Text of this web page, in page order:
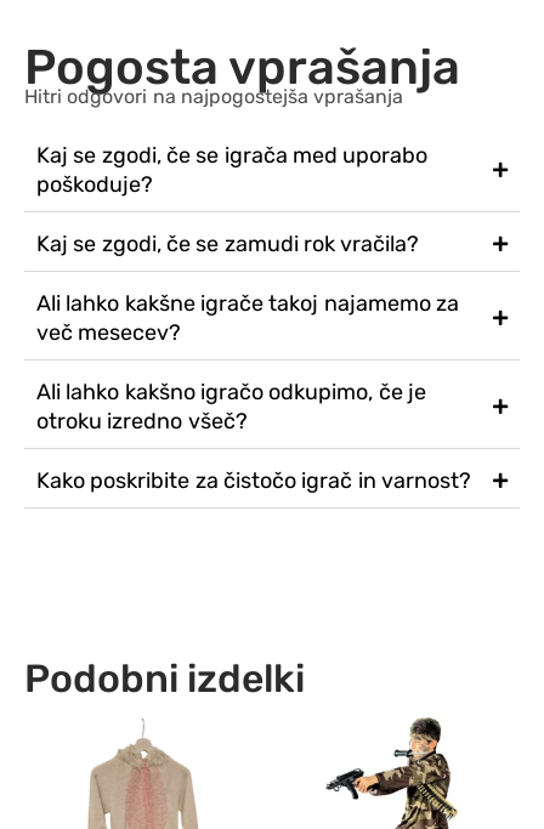
Pogosta vprašanja
Hitri odgovori na najpogostejša vprašanja
Kaj se zgodi, če se igrača med uporabo
poškoduje?
Kaj se zgodi, če se zamudi rok vračila?
Ali lahko kakšne igrače takoj najamemo za
več mesecev?
Ali lahko kakšno igračo odkupimo, če je
otroku izredno všeč?
Kako poskribite za čistočo igrač in varnost?
Podobni izdelki